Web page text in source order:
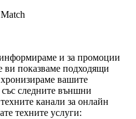
и за промоции
показваме подходящи
вашите
следните външни
канали за онлайн
техните услуги: